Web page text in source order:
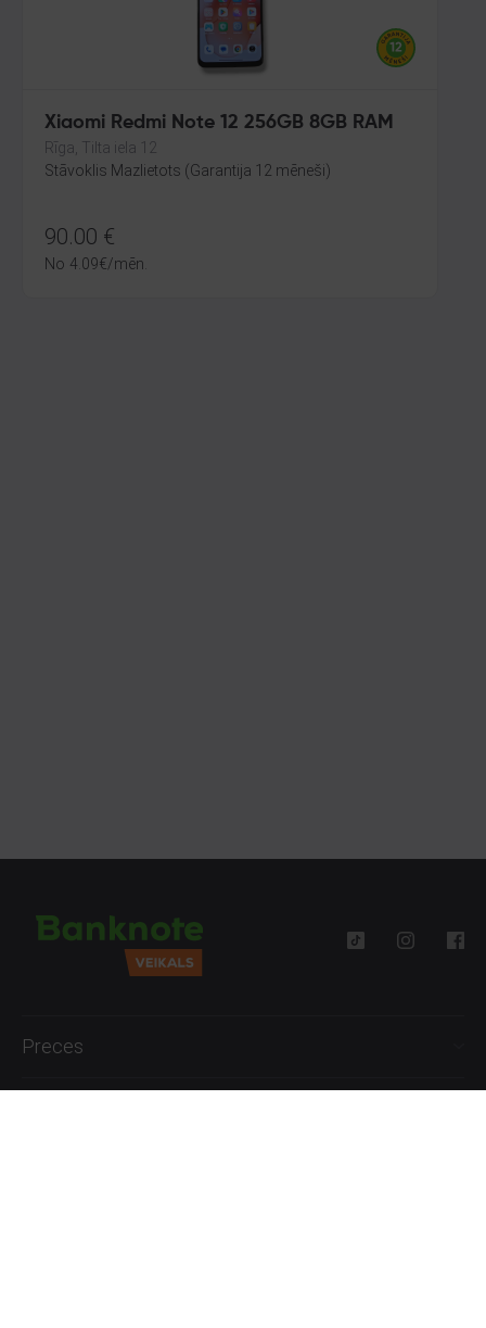
Xiaomi Redmi Note 12 256GB 8GB RAM
Rīga, Tilta iela 12
Stāvoklis Mazlietots (Garantija 12 mēneši)
90.00 €
No 4.09€/mēn.
Preces